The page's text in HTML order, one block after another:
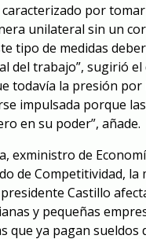
por
unilateral sin un
tipo de medidas
del trabajo”, sugirió el
todavía la presión
impulsada porque
en su poder”, añade.
exministro de
de Competitividad, la
Castillo
y pequeñas
que ya pagan sueldos